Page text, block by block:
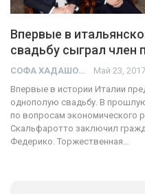
Впервые в
свадьбу сыграл член
СОФА ХАДАШОТ Май 23, 2017
Впервые в истории Италии
однополую свадьбу. В
по вопросам экономического
Скальфаротто заключил
Федерико. Торжественная…